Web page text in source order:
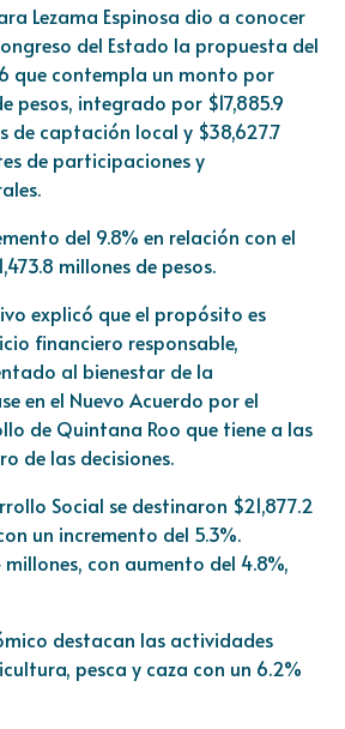
Lezama Espinosa dio a conocer
del Estado la propuesta del
que contempla un monto por
pesos, integrado por $17,885.9
de captación local y $38,627.7
de participaciones y
del 9.8% en relación con el
millones de pesos.
explicó que el propósito es
financiero responsable,
al bienestar de la
en el Nuevo Acuerdo por el
de Quintana Roo que tiene a las
de las decisiones.
Social se destinaron $21,877.2
un incremento del 5.3%.
millones, con aumento del 4.8%,
destacan las actividades
pesca y caza con un 6.2%